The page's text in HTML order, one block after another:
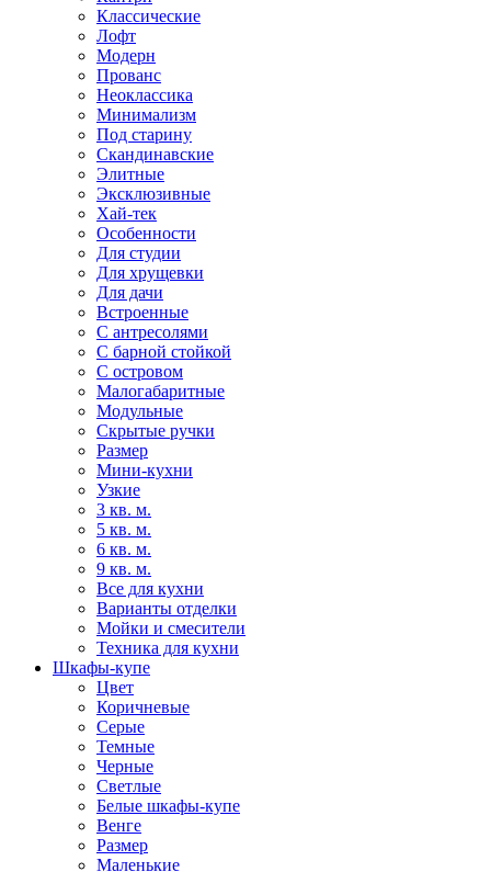
Классические
Лофт
Модерн
Прованс
Неоклассика
Минимализм
Под старину
Скандинавские
Элитные
Эксклюзивные
Хай-тек
Особенности
Для студии
Для хрущевки
Для дачи
Встроенные
С антресолями
С барной стойкой
С островом
Малогабаритные
Модульные
Скрытые ручки
Размер
Мини-кухни
Узкие
3 кв. м.
5 кв. м.
6 кв. м.
9 кв. м.
Все для кухни
Варианты отделки
Мойки и смесители
Техника для кухни
Шкафы-купе
Цвет
Коричневые
Серые
Темные
Черные
Светлые
Белые шкафы-купе
Венге
Размер
Маленькие